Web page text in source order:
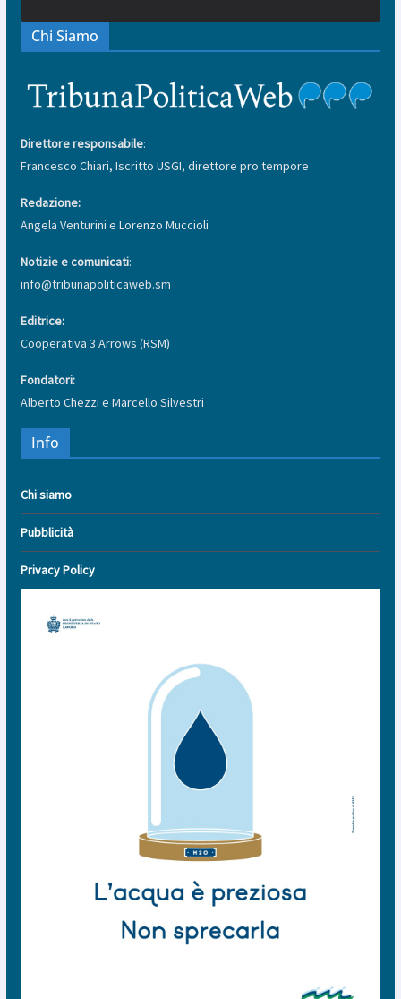
Chi Siamo
Direttore responsabile:
Francesco Chiari, Iscritto USGI, direttore pro tempore
Redazione:
Angela Venturini e Lorenzo Muccioli
Notizie e comunicati:
info@tribunapoliticaweb.sm
Editrice:
Cooperativa 3 Arrows (RSM)
Fondatori:
Alberto Chezzi e Marcello Silvestri
Info
Chi siamo
Pubblicità
Privacy Policy